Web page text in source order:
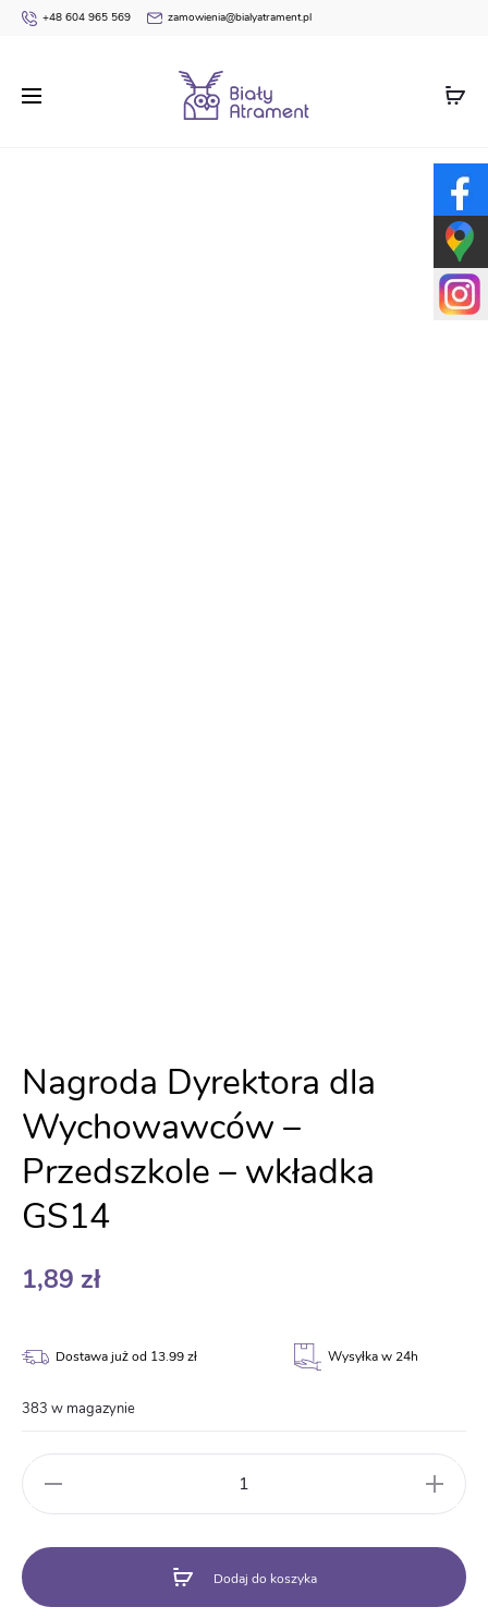
+48 604 965 569 zamowienia@bialyatrament.pl
Dyplomy
Nagroda Dyrektora dla
Wychowawców – Przedszkole – wkładka GS14
Nagroda Dyrektora dla
Wychowawców –
Przedszkole – wkładka
GS14
1,89 zł
Dostawa już od 13.99 zł Wysyłka w 24h
383 w magazynie
Dyrektora
dla
-
Dodaj do koszyka